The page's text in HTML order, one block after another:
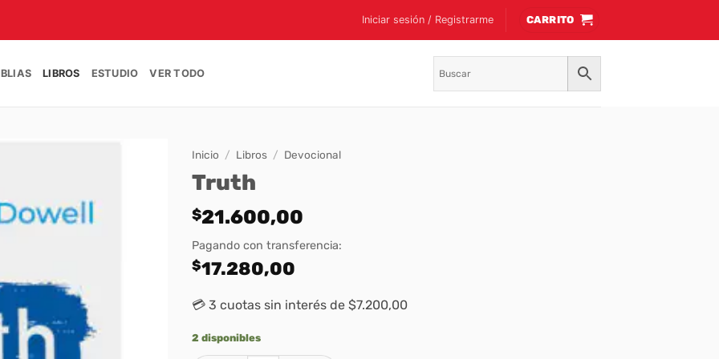
Iniciar sesión / Registrarme CARRITO
LIBROS ESTUDIO VER TODO
Inicio / Libros / Devocional
Truth
$21.600,00
Pagando con transferencia:
$17.280,00
💳 3 cuotas sin interés de $7.200,00
2 disponibles